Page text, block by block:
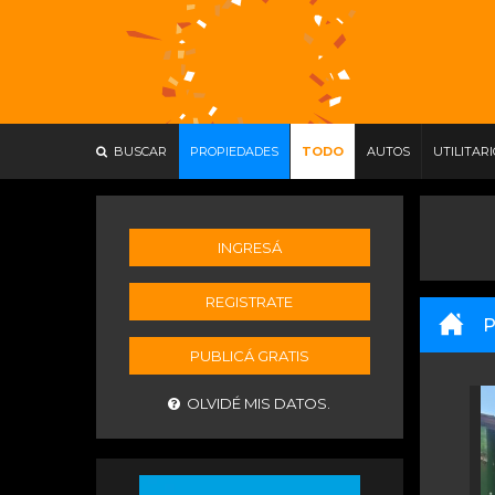
BUSCAR PROPIEDADES TODO AUTOS
INGRESÁ
REGISTRATE
PUBLICÁ GRATIS
OLVIDÉ MIS DATOS.